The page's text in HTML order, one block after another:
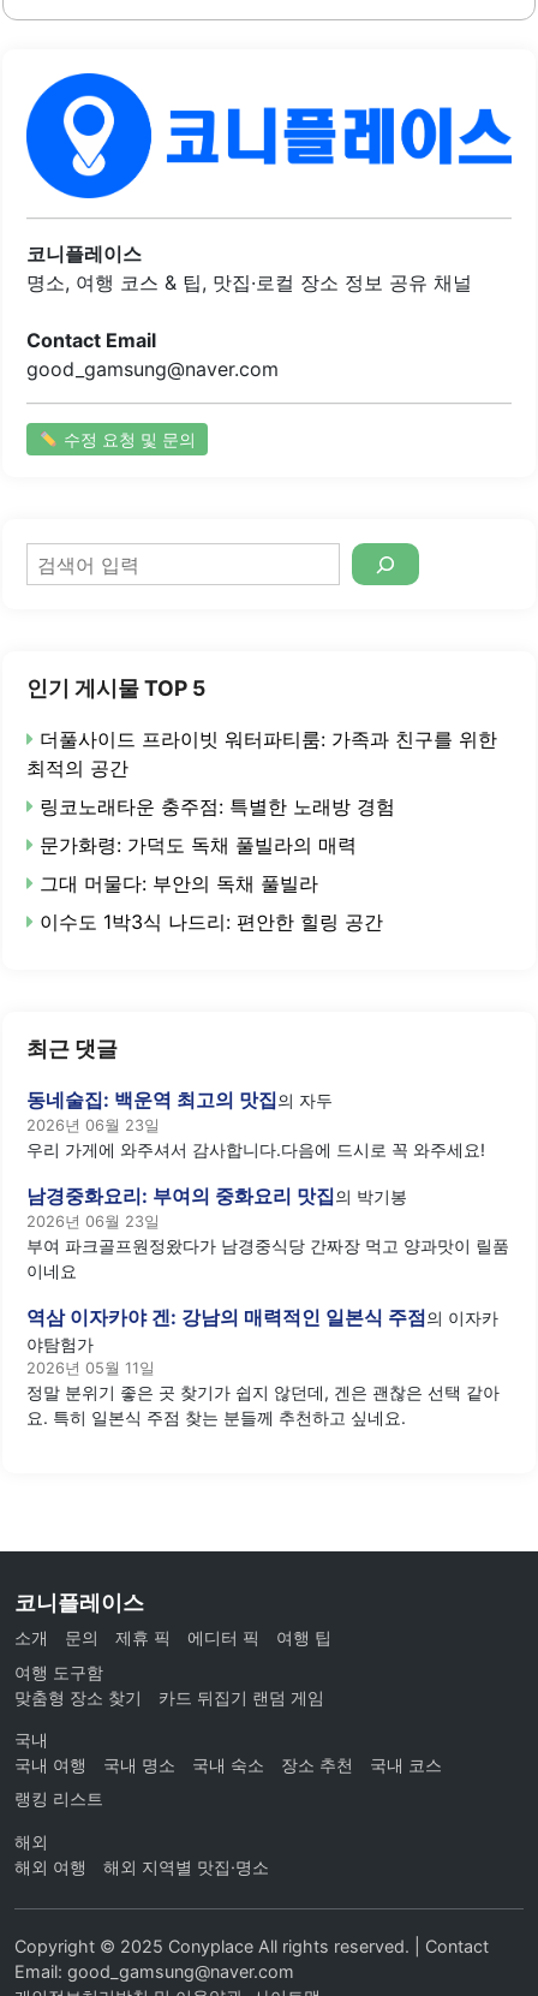
특별한 미식을..
내부는 깔끔하게 관리되어 있어 쾌적한 식사 환경을 제공합
니다. 또한, 친절한 서비스로 손님들을 맞이하여 편안한 분위
기를 조성하고 있습니다. 고창읍성 근처에 위치하여 관광 후
방문하기에도 좋은 위치입니다.이곳은 친구, 가족과 함께 즐
거운 시간을 보내기에 적합한 장소로, 단체 모임이나 회식에
도 적합합니다. 고기의 다양한 조리법으로 제공되어 각자의
취향에 맞게 즐길 수 있는 점도 큰 장점입니다. 또한, 저렴한
가격에 고품질의..
코니플레이스
명소, 여행 코스 & 팁, 맛집·로컬 장소 정보 공유 채널
Contact Email
good_gamsung@naver.com
수정 요청 및 문의
검
색
인기 게시물 TOP 5
더풀사이드 프라이빗 워터파티룸: 가족과 친구를 위한
최적의 공간
링코노래타운 충주점: 특별한 노래방 경험
문가화령: 가덕도 독채 풀빌라의 매력
그대 머물다: 부안의 독채 풀빌라
이수도 1박3식 나드리: 편안한 힐링 공간
최근 댓글
동네술집: 백운역 최고의 맛집의 자두
2026년 06월 23일
우리 가게에 와주셔서 감사합니다.다음에 드시로 꼭 와주세요!
남경중화요리: 부여의 중화요리 맛집의 박기봉
2026년 06월 23일
부여 파크골프원정왔다가 남경중식당 간짜장 먹고 양과맛이 릴품
이네요
역삼 이자카야 겐: 강남의 매력적인 일본식 주점의 이자카
야탐험가
2026년 05월 11일
정말 분위기 좋은 곳 찾기가 쉽지 않던데, 겐은 괜찮은 선택 같아
요. 특히 일본식 주점 찾는 분들께 추천하고 싶네요.
코니플레이스
소개 문의 제휴 픽 에디터 픽
여행 팁
여행 도구함
맞춤형 장소 찾기
카드 뒤집기 랜덤 게임
국내
국내 여행
국내 명소 국내 숙소 장소 추천
국내 코스
랭킹 리스트
해외
해외 여행
해외 지역별 맛집·명소
Copyright © 2025 Conyplace All rights reserved. | Contact
Email: good_gamsung@naver.com